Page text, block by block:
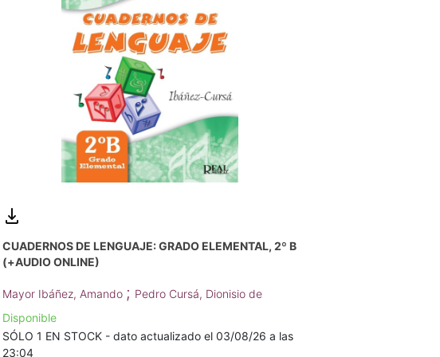
CUADERNOS DE LENGUAJE: GRADO ELEMENTAL, 2º B
(+AUDIO ONLINE)
Mayor Ibáñez, Amando ; Pedro Cursá, Dionisio de
Disponible
SÓLO 1 EN STOCK - dato actualizado el 03/08/26 a las
23:04